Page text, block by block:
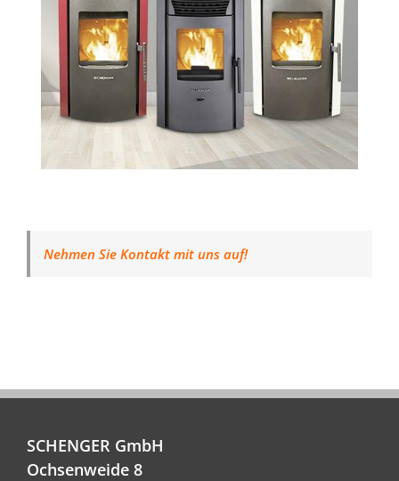
Nehmen Sie Kontakt mit uns auf!
SCHENGER GmbH
Ochsenweide 8